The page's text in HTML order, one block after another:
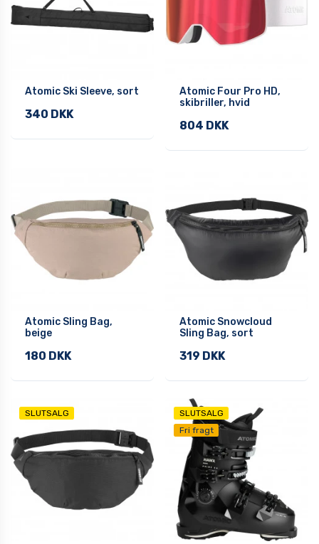
Atomic Ski Sleeve, sort
340 DKK
Atomic Four Pro HD,
skibriller, hvid
804 DKK
Atomic Sling Bag,
beige
180 DKK
Atomic Snowcloud
Sling Bag, sort
319 DKK
SLUTSALG
SLUTSALG
Fri fragt